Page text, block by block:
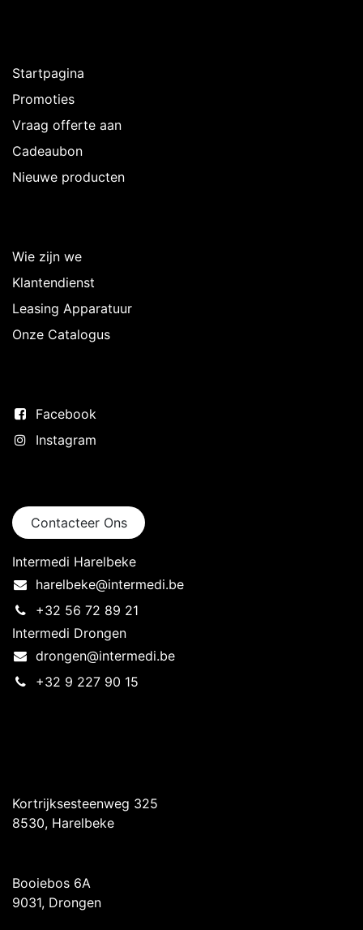
Startpagina
Promoties
Vraag offerte aan
Cadeaubon
Nieuwe producten
Wie zijn we
Klantendienst
Leasing Apparatuur
Onze Catalogus
Facebook
Instagram
Contacteer Ons
Intermedi Harelbeke
harelbeke@intermedi.be
+32 56 72 89 21
Intermedi Drongen
drongen@intermedi.be
+32 9 227 90 15
Kortrijksesteenweg 325
8530, Harelbeke
Booiebos 6A
9031, Drongen